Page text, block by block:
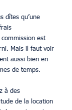
dîtes qu’une
est
Mais il faut voir
aussi bien en
de temps.
à des
de la location